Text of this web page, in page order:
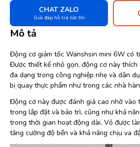
CHAT ZALO
Giải đáp hỗ trợ tức thì
Mô tả
Động cơ giảm tốc Wanshsin mini 6W có
Được thiết kế nhỏ gọn, động cơ này
đa dạng trong công nghiệp nhẹ và dân
bị quay thực phẩm như trong các nhà
Động cơ này được đánh giá cao nhờ vào
trong lắp đặt và bảo trì, cũng như khả
trong thời gian hoạt động dài. Vỏ được
tăng cường độ bền và khả năng chịu va